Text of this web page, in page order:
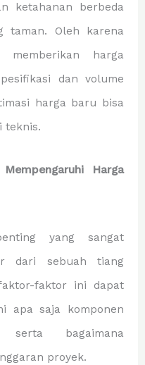
ketahanan berbeda
taman. Oleh karena
harga
dan volume
harga baru bisa
teknis.
Harga
yang sangat
dari sebuah tiang
faktor ini dapat
apa saja komponen
bagaimana
proyek.